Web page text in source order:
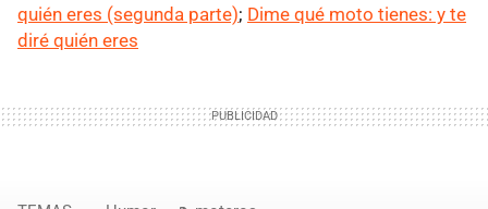
quién eres (segunda parte); Dime qué moto tienes: y te
diré quién eres